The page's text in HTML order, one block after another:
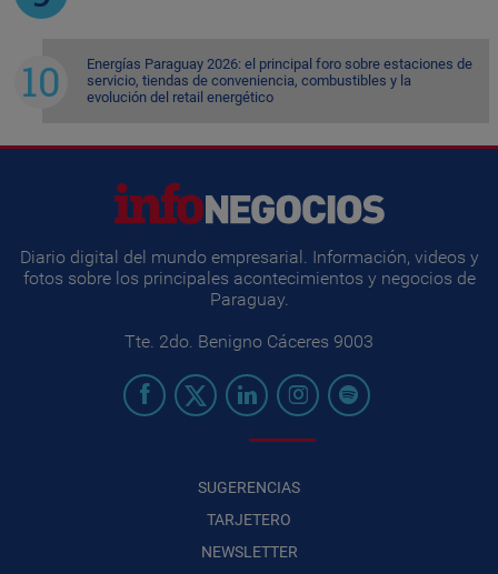
Energías Paraguay 2026: el principal foro sobre estaciones de
servicio, tiendas de conveniencia, combustibles y la
evolución del retail energético
Diario digital del mundo empresarial. Información, videos y
fotos sobre los principales acontecimientos y negocios de
Paraguay.
Tte. 2do. Benigno Cáceres 9003
SUGERENCIAS
TARJETERO
NEWSLETTER